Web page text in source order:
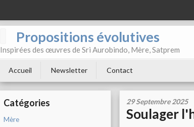
Propositions évolutives
Inspirées des œuvres de Sri Aurobindo, Mère, Satprem
Accueil Newsletter Contact
Catégories
Mère
29 Septembre 2025
Soulager